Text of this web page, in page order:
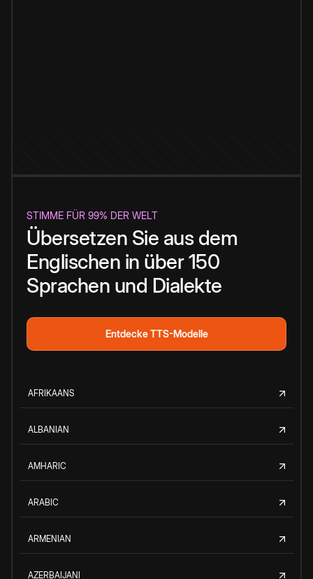
STIMME FÜR 99% DER WELT
Übersetzen Sie aus dem
Englischen in über 150
Sprachen und Dialekte
Entdecke TTS-Modelle
AFRIKAANS
ALBANIAN
AMHARIC
ARABIC
ARMENIAN
AZERBAIJANI